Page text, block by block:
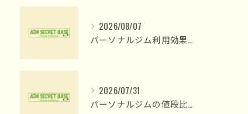
2026/08/07
パーソナルジム利用効果を姫路市網干区大江島古川町で最大化する選び方と短期成果の現実
2026/07/31
パーソナルジムの値段比較で納得のプラン選びと費用対効果を見極める方法